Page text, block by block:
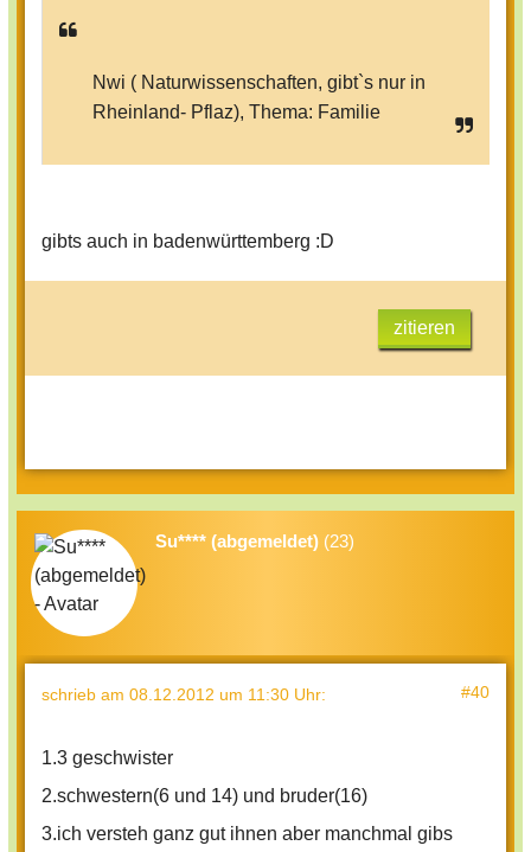
Nwi ( Naturwissenschaften, gibt`s nur in
Rheinland- Pflaz), Thema: Familie
gibts auch in badenwürttemberg :D
zitieren
Su**** (abgemeldet) (23)
schrieb am 08.12.2012 um 11:30 Uhr: #40
1.3 geschwister
2.schwestern(6 und 14) und bruder(16)
3.ich versteh ganz gut ihnen aber manchmal gibs